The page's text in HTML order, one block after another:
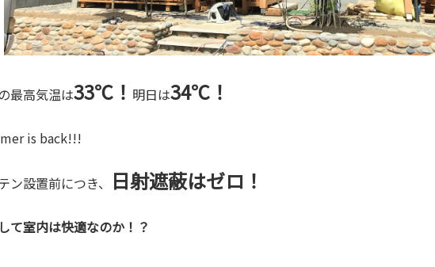
最高気温は33℃！ 明日は34℃！
is back!!!
ン設置前につき、 日射遮蔽はゼロ！
て室内は快適なのか！？